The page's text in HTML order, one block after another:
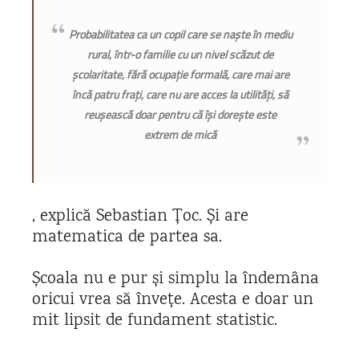
Probabilitatea ca un copil care se naște în mediu
rural, într-o familie cu un nivel scăzut de
școlaritate, fără ocupație formală, care mai are
încă patru frați, care nu are acces la utilități, să
reușească doar pentru că își dorește este
extrem de mică
, explică Sebastian Țoc. Și are
matematica de partea sa.
Școala nu e pur și simplu la îndemâna
oricui vrea să învețe. Acesta e doar un
mit lipsit de fundament statistic.